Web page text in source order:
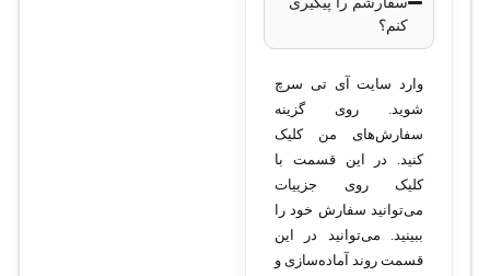
گیگابیت
اترنت (40G)
نوع سوئیچ
: L2/L3
(Layer 2 and Layer
3)
مدل شبکه
: دیتاسنتر
پشتیبانی از
پروتکل‌ها:
کنم؟
وارد سایت آی تی سرچ
شوید. روی گزینه
سفارش‌های من کلیک
کنید. در این قسمت با
کلیک روی جزییات
می‌توانید سفارش خود را
ببینید. می‌توانید در این
قسمت روند آماده‌سازی و